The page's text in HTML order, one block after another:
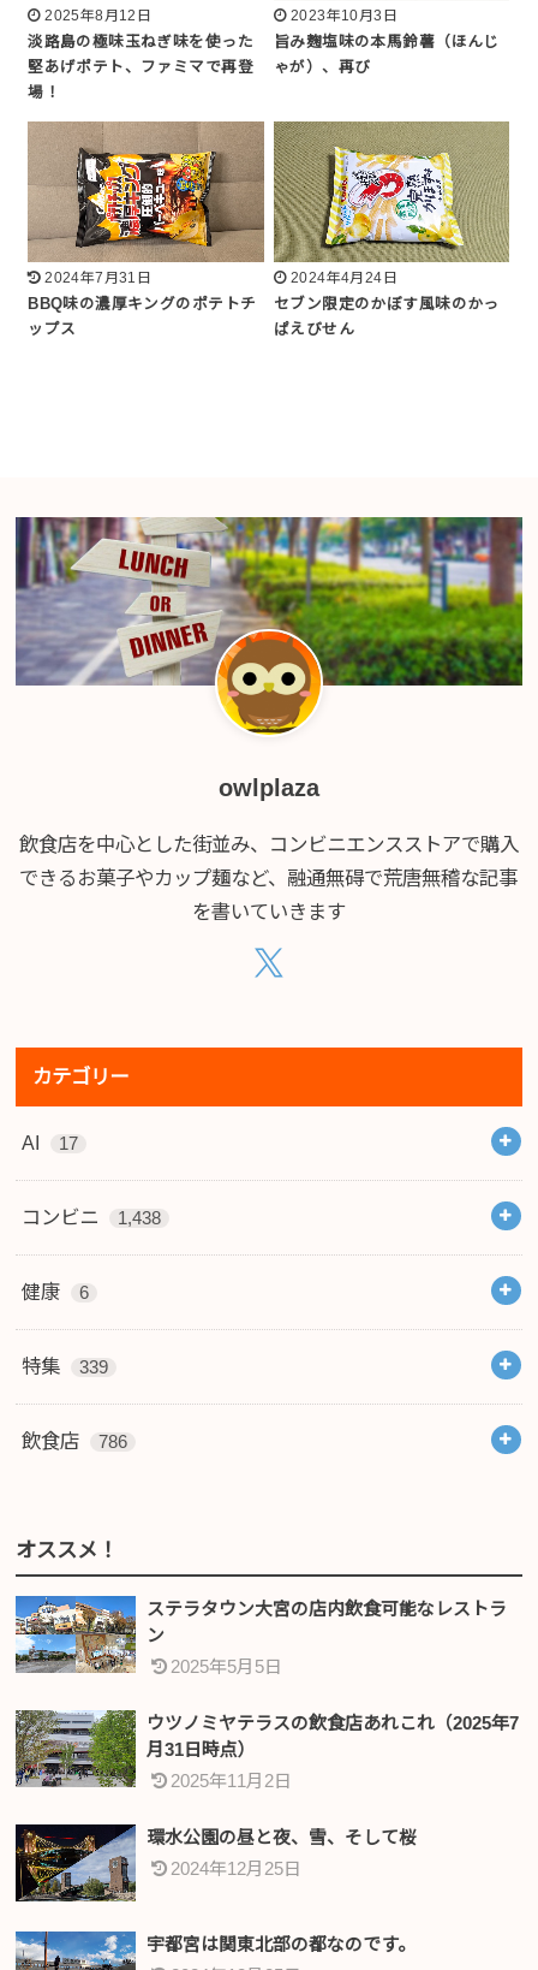
2025年8月12日
淡路島の極味玉ねぎ味を使った
堅あげポテト、ファミマで再登
場！
2023年10月3日
旨み麹塩味の本馬鈴薯（ほんじ
ゃが）、再び
2024年7月31日
BBQ味の濃厚キングのポテトチ
ップス
2024年4月24日
セブン限定のかぼす風味のかっ
ぱえびせん
owlplaza
飲食店を中心とした街並み、コンビニエンスストアで購入
できるお菓子やカップ麺など、融通無碍で荒唐無稽な記事
を書いていきます
カテゴリー
AI 17
コンビニ 1,438
健康 6
特集 339
飲食店 786
オススメ！
ステラタウン大宮の店内飲食可能なレストラ
ン
2025年5月5日
ウツノミヤテラスの飲食店あれこれ（2025年7
月31日時点）
2025年11月2日
環水公園の昼と夜、雪、そして桜
2024年12月25日
宇都宮は関東北部の都なのです。